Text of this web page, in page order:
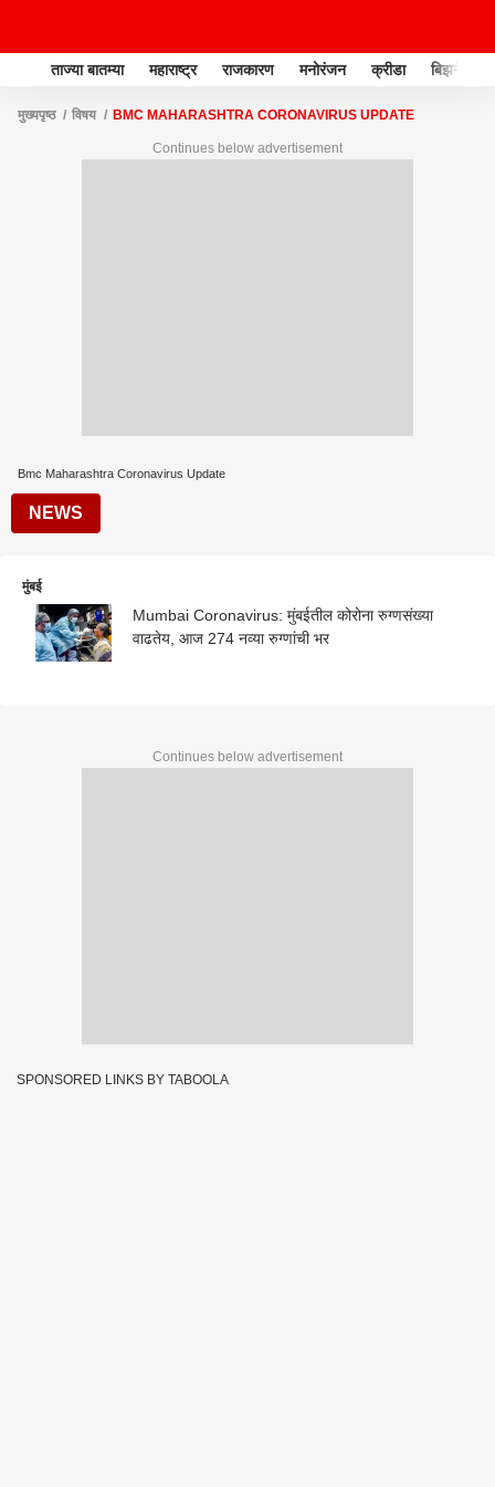
ताज्या बातम्या महाराष्ट्र राजकारण मनोरंजन क्रीडा बिझनेस
मुख्यपृष्ठ विषय BMC MAHARASHTRA CORONAVIRUS UPDATE
Continues below advertisement
Bmc Maharashtra Coronavirus Update
NEWS
मुंबई
Mumbai Coronavirus: मुंबईतील कोरोना रुग्णसंख्या
वाढतेय, आज 274 नव्या रुग्णांची भर
Continues below advertisement
SPONSORED LINKS BY TABOOLA